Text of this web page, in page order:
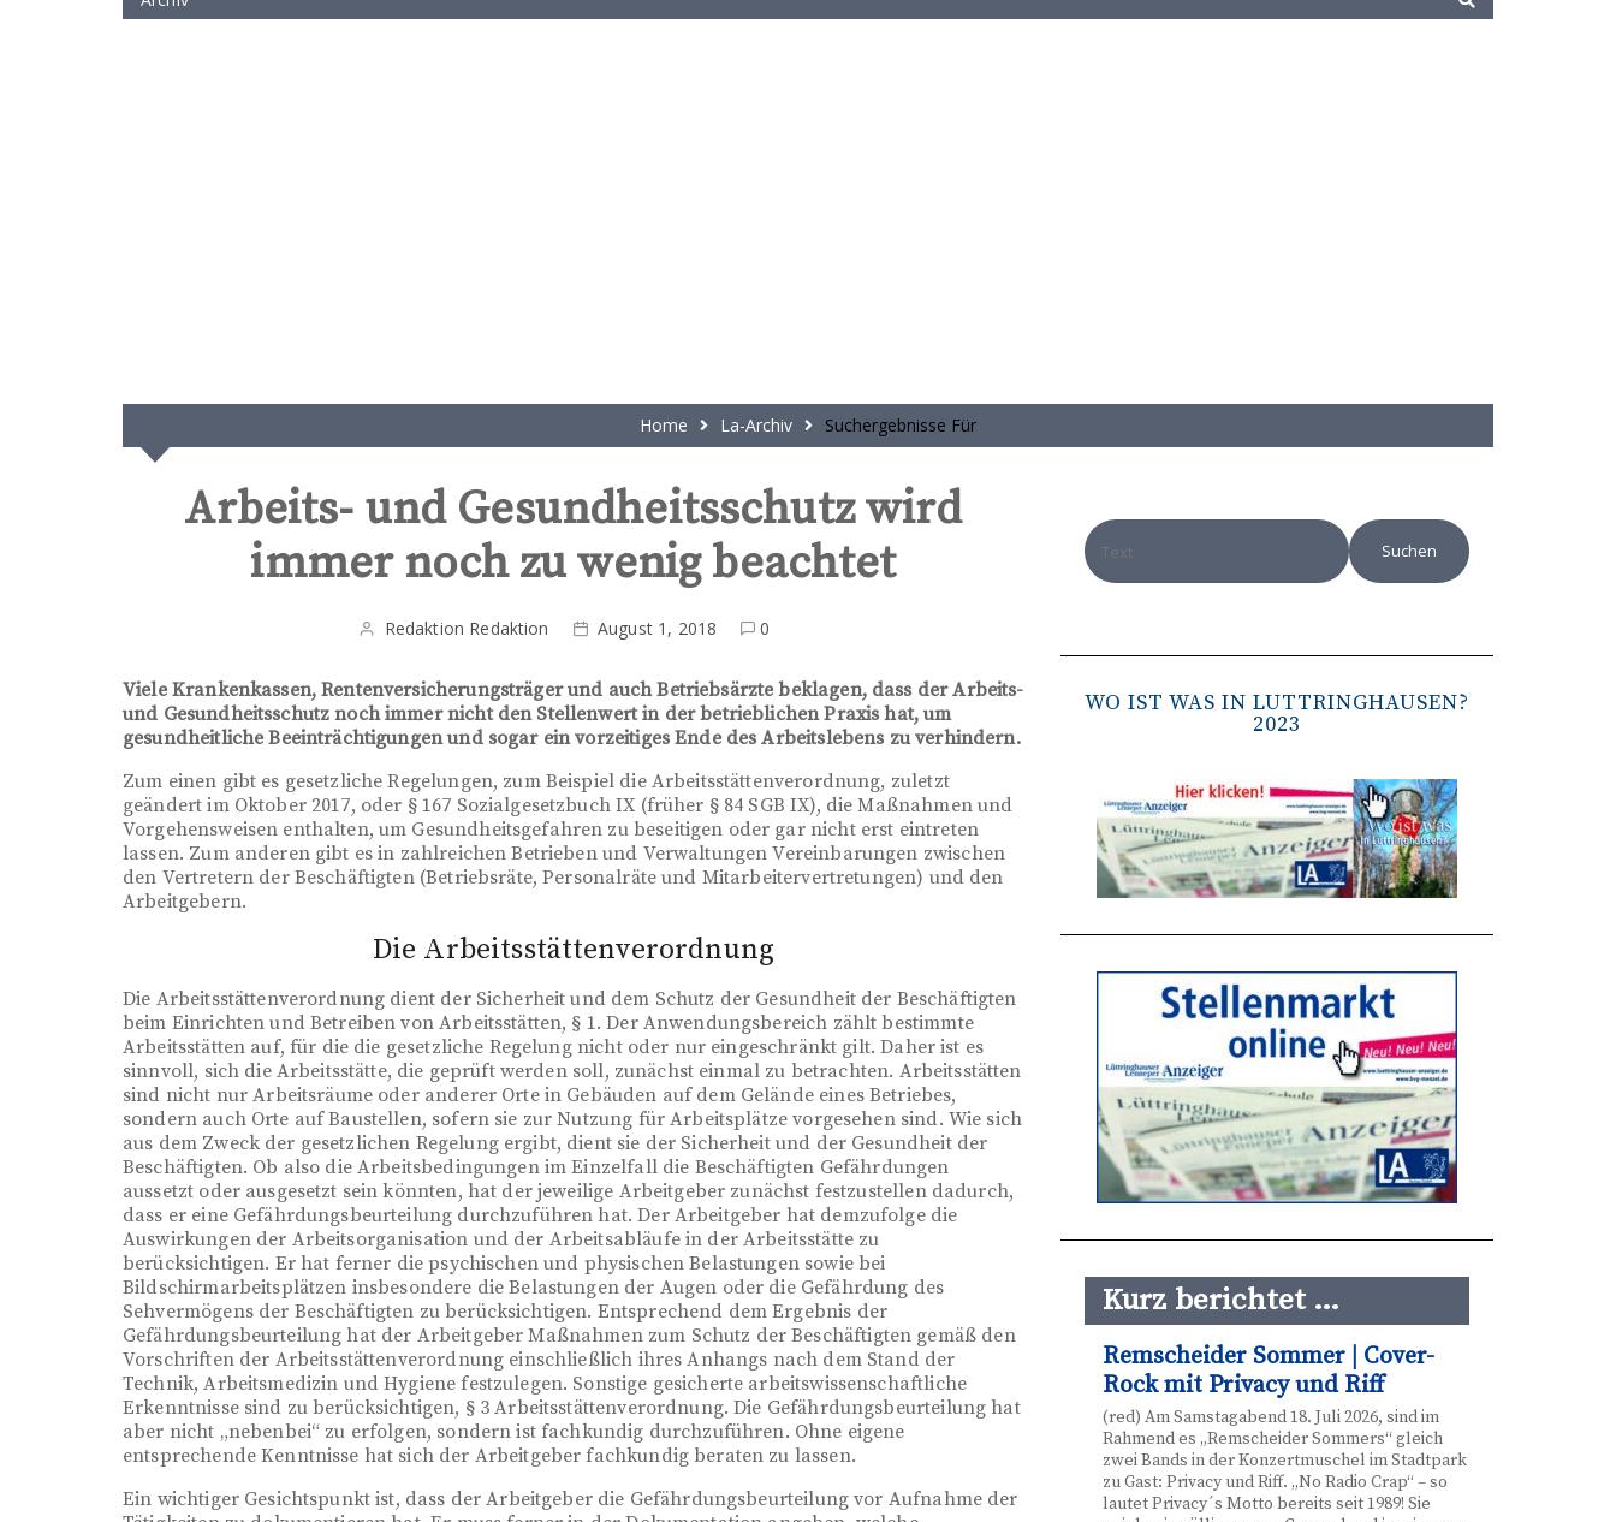
Home La-Archiv Suchergebnisse Für
Arbeits- und Gesundheitsschutz wird
immer noch zu wenig beachtet
Redaktion Redaktion August 1, 2018 0
Viele Krankenkassen, Rentenversicherungsträger und auch Betriebsärzte beklagen, dass der Arbeits-
und Gesundheitsschutz noch immer nicht den Stellenwert in der betrieblichen Praxis hat, um
gesundheitliche Beeinträchtigungen und sogar ein vorzeitiges Ende des Arbeitslebens zu verhindern.
Zum einen gibt es gesetzliche Regelungen, zum Beispiel die Arbeitsstättenverordnung, zuletzt
geändert im Oktober 2017, oder § 167 Sozialgesetzbuch IX (früher § 84 SGB IX), die Maßnahmen und
Vorgehensweisen enthalten, um Gesundheitsgefahren zu beseitigen oder gar nicht erst eintreten
lassen. Zum anderen gibt es in zahlreichen Betrieben und Verwaltungen Vereinbarungen zwischen
den Vertretern der Beschäftigten (Betriebsräte, Personalräte und Mitarbeitervertretungen) und den
Arbeitgebern.
Die Arbeitsstättenverordnung
Die Arbeitsstättenverordnung dient der Sicherheit und dem Schutz der Gesundheit der Beschäftigten
beim Einrichten und Betreiben von Arbeitsstätten, § 1. Der Anwendungsbereich zählt bestimmte
Arbeitsstätten auf, für die die gesetzliche Regelung nicht oder nur eingeschränkt gilt. Daher ist es
sinnvoll, sich die Arbeitsstätte, die geprüft werden soll, zunächst einmal zu betrachten. Arbeitsstätten
sind nicht nur Arbeitsräume oder anderer Orte in Gebäuden auf dem Gelände eines Betriebes,
sondern auch Orte auf Baustellen, sofern sie zur Nutzung für Arbeitsplätze vorgesehen sind. Wie sich
aus dem Zweck der gesetzlichen Regelung ergibt, dient sie der Sicherheit und der Gesundheit der
Beschäftigten. Ob also die Arbeitsbedingungen im Einzelfall die Beschäftigten Gefährdungen
aussetzt oder ausgesetzt sein könnten, hat der jeweilige Arbeitgeber zunächst festzustellen dadurch,
dass er eine Gefährdungsbeurteilung durchzuführen hat. Der Arbeitgeber hat demzufolge die
Auswirkungen der Arbeitsorganisation und der Arbeitsabläufe in der Arbeitsstätte zu
berücksichtigen. Er hat ferner die psychischen und physischen Belastungen sowie bei
Bildschirmarbeitsplätzen insbesondere die Belastungen der Augen oder die Gefährdung des
Sehvermögens der Beschäftigten zu berücksichtigen. Entsprechend dem Ergebnis der
Gefährdungsbeurteilung hat der Arbeitgeber Maßnahmen zum Schutz der Beschäftigten gemäß den
Vorschriften der Arbeitsstättenverordnung einschließlich ihres Anhangs nach dem Stand der
Technik, Arbeitsmedizin und Hygiene festzulegen. Sonstige gesicherte arbeitswissenschaftliche
Erkenntnisse sind zu berücksichtigen, § 3 Arbeitsstättenverordnung. Die Gefährdungsbeurteilung hat
aber nicht „nebenbei“ zu erfolgen, sondern ist fachkundig durchzuführen. Ohne eigene
entsprechende Kenntnisse hat sich der Arbeitgeber fachkundig beraten zu lassen.
Ein wichtiger Gesichtspunkt ist, dass der Arbeitgeber die Gefährdungsbeurteilung vor Aufnahme der
WO IST WAS IN LÜTTRINGHAUSEN?
2023
Kurz berichtet …
Remscheider Sommer | Cover-
Rock mit Privacy und Riff
(red) Am Samstagabend 18. Juli 2026, sind im
Rahmend es „Remscheider Sommers“ gleich
zwei Bands in der Konzertmuschel im Stadtpark
zu Gast: Privacy und Riff. „No Radio Crap“ – so
lautet Privacy´s Motto bereits seit 1989! Sie